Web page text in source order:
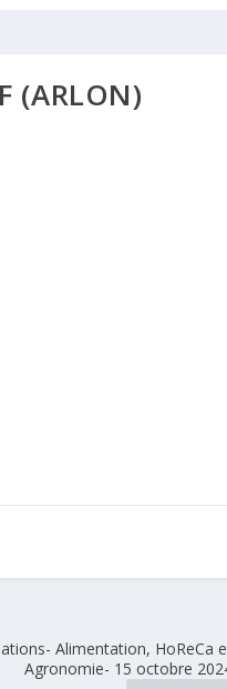
(ARLON)
Alimentation, HoReCa
Agronomie- 15 octobre